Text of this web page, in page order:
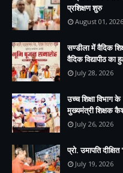
प्रशिक्षण शुरु
August 01, 2026
सण्डीला में वैदिक
वैदिक विद्यापीठ का
July 28, 2026
उच्च शिक्षा विभाग
मुख्यमंत्री शिक्षक
July 26, 2026
प्रो. उमापति
July 19, 2026